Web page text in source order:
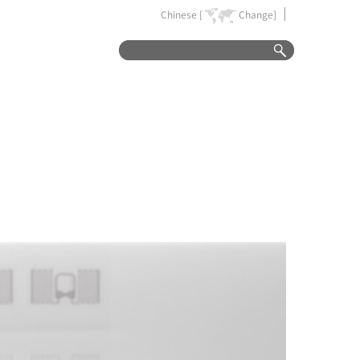
Chinese [ Change]